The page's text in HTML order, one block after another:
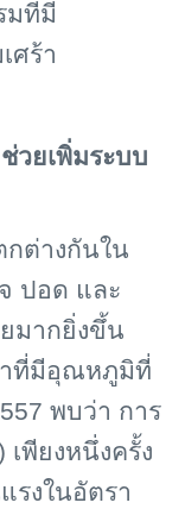
มที่มี
ศร้า
วยเพิ่มระบบ
กต่างกันใน
ปอด และ
มากยิ่งขึ้น
าที่มีอุณหภูมิที่
พบว่า การ
เพียงหนึ่งครั้ง
รงในอัตรา